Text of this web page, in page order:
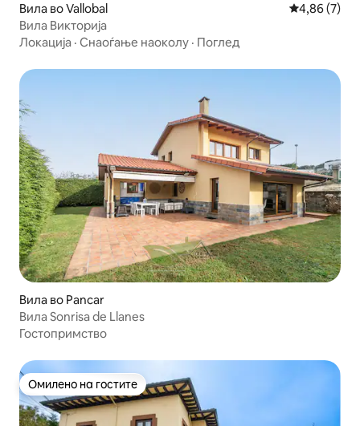
Вила во Vallobal Просечна
4,86 (7)
Вила Викторија
Локација · Снаоѓање наоколу · Поглед
Вила во Pancar
Вила Sonrisa de Llanes
Гостопримство
Омилено на гостите
Омилено на гостите